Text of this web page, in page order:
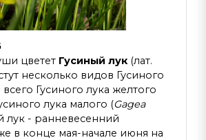
цветет Гусиный лук (лат.
несколько видов Гусиного
Гусиного лука желтого
лука малого (Gagea
лук - ранневесенний
в конце мая-начале июня на